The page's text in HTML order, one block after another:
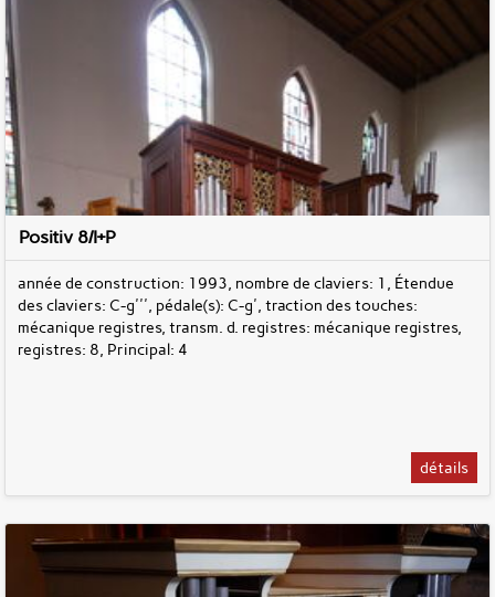
Positiv 8/I+P
année de construction: 1993, nombre de claviers: 1, Étendue
des claviers: C-g''', pédale(s): C-g', traction des touches:
mécanique registres, transm. d. registres: mécanique registres,
registres: 8, Principal: 4
détails